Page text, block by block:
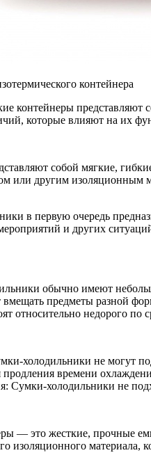
контейнера
контейнеры
которые влияют на их
собой мягкие,
или другим изоляционным
в первую очередь
и других
обычно имеют
предметы разной
относительно недорого по
холодильники не могут
времени
Сумки-холодильники не
— это жесткие, прочные
изоляционного материала,